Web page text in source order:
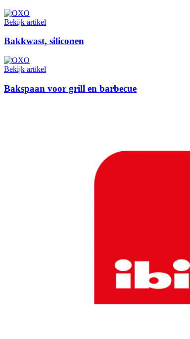
Bekijk artikel
Bakkwast, siliconen
Bekijk artikel
Bakspaan voor grill en barbecue